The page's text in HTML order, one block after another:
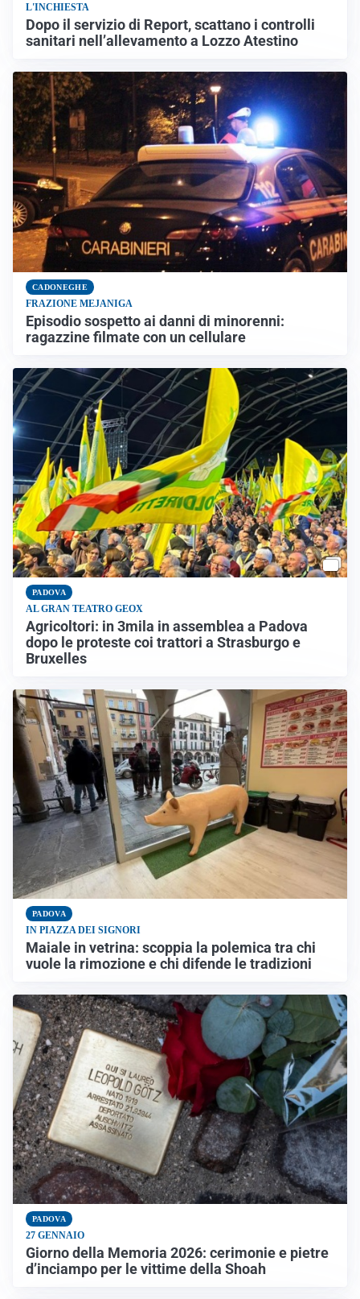
L'INCHIESTA
Dopo il servizio di Report, scattano i controlli
sanitari nell’allevamento a Lozzo Atestino
CADONEGHE
FRAZIONE MEJANIGA
Episodio sospetto ai danni di minorenni:
ragazzine filmate con un cellulare
PADOVA
AL GRAN TEATRO GEOX
Agricoltori: in 3mila in assemblea a Padova
dopo le proteste coi trattori a Strasburgo e
Bruxelles
PADOVA
IN PIAZZA DEI SIGNORI
Maiale in vetrina: scoppia la polemica tra chi
vuole la rimozione e chi difende le tradizioni
PADOVA
27 GENNAIO
Giorno della Memoria 2026: cerimonie e pietre
d’inciampo per le vittime della Shoah